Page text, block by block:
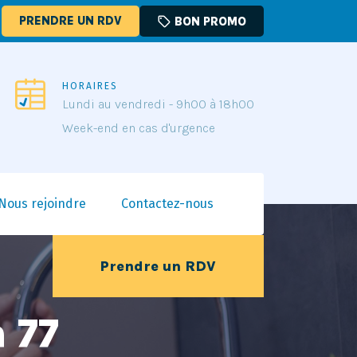
PRENDRE UN RDV sell BON PROMO
HORAIRES
Lundi au vendredi - 9h00 à 18h00
Week-end en cas d'urgence
Nous rejoindre Contactez-nous
Prendre un RDV